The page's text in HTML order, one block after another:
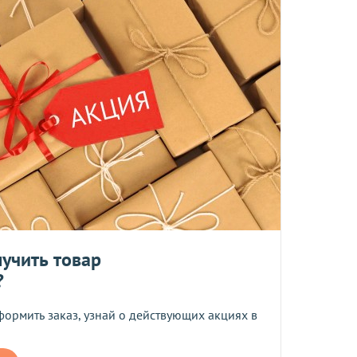
моих персональных данных
не более 10 мб
товар
заказ, узнай о действующих акциях в